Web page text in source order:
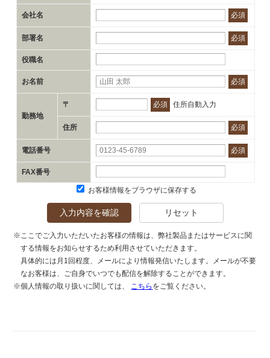
会社名 必須
部署名 必須
役職名
お名前 必須
勤務地
〒 必須 住所自動入力
住所 必須
電話番号 必須
FAX番号
お客様情報をブラウザに保存する
入力内容を確認 リセット
※ここでご入力いただいたお客様の情報は、弊社製品またはサービスに関
する情報をお知らせするため利用させていただきます。
具体的には月1回程度、メールにより情報発信いたします。メールが不要
なお客様は、ご自身でいつでも配信を解除することができます。
※個人情報の取り扱いに関しては、 こちら をご覧ください。